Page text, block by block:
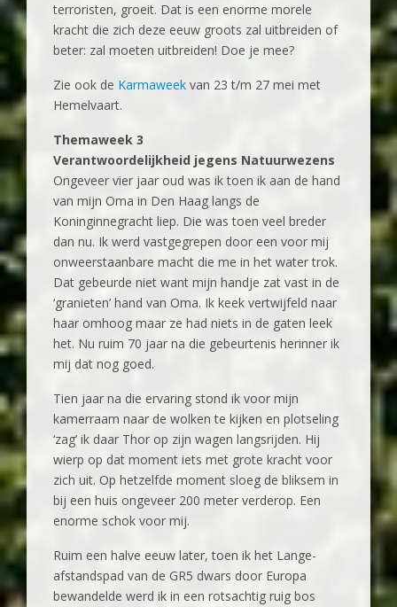
terroristen, groeit. Dat is een enorme morele
kracht die zich deze eeuw groots zal uitbreiden of
beter: zal moeten uitbreiden! Doe je mee?
Zie ook de Karmaweek van 23 t/m 27 mei met
Hemelvaart.
‍Themaweek 3
Verantwoordelijkheid jegens Natuurwezens
‍Ongeveer vier jaar oud was ik toen ik aan de hand
van mijn Oma in Den Haag langs de
Koninginnegracht liep. Die was toen veel breder
dan nu. Ik werd vastgegrepen door een voor mij
onweerstaanbare macht die me in het water trok.
Dat gebeurde niet want mijn handje zat vast in de
‘granieten’ hand van Oma. Ik keek vertwijfeld naar
haar omhoog maar ze had niets in de gaten leek
het. Nu ruim 70 jaar na die gebeurtenis herinner ik
mij dat nog goed.
Tien jaar na die ervaring stond ik voor mijn
kamerraam naar de wolken te kijken en plotseling
‘zag’ ik daar Thor op zijn wagen langsrijden. Hij
wierp op dat moment iets met grote kracht voor
zich uit. Op hetzelfde moment sloeg de bliksem in
bij een huis ongeveer 200 meter verderop. Een
enorme schok voor mij.
Ruim een halve eeuw later, toen ik het Lange-
afstandspad van de GR5 dwars door Europa
bewandelde werd ik in een rotsachtig ruig bos